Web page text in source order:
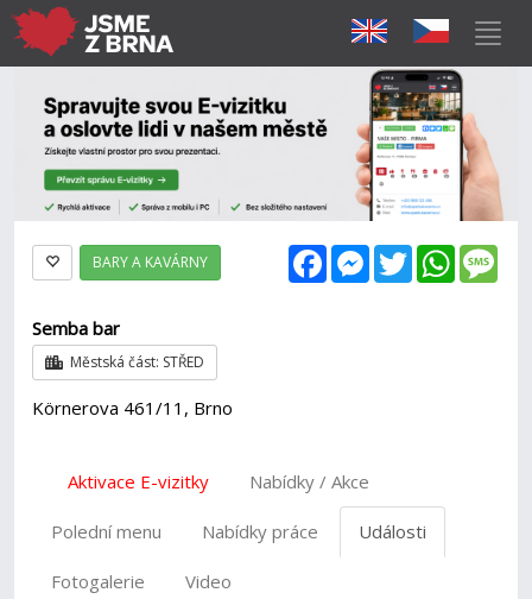
FacebookMessenger
Twitter
BARY A KAVÁRNY
Semba bar
Městská část: STŘED
Körnerova 461/11, Brno
Aktivace E-vizitky Nabídky / Akce
Polední menu Nabídky práce Události
Fotogalerie Video